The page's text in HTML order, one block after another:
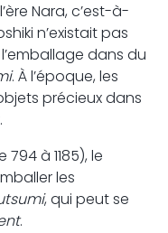
Nara, c’est-à-
n’existait pas
dans du
. À l’époque, les
précieux dans
à 1185), le
les
, qui peut se
.